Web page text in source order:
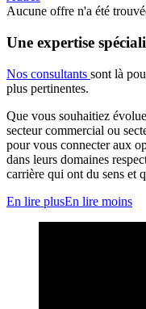
Aucune offre n'a été
Une expertise
Nos consultants sont là
plus pertinentes.
Que vous souhaitiez
secteur commercial ou
pour vous connecter aux
dans leurs domaines
carrière qui ont du sens et
En lire plusEn lire moins